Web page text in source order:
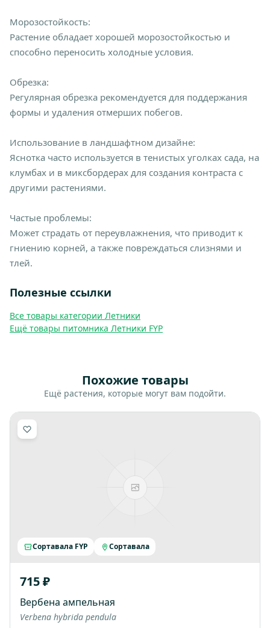
Морозостойкость:
Растение обладает хорошей морозостойкостью и
способно переносить холодные условия.
Обрезка:
Регулярная обрезка рекомендуется для поддержания
формы и удаления отмерших побегов.
Использование в ландшафтном дизайне:
Яснотка часто используется в тенистых уголках сада, на
клумбах и в миксбордерах для создания контраста с
другими растениями.
Частые проблемы:
Может страдать от переувлажнения, что приводит к
гниению корней, а также повреждаться слизнями и
тлей.
Полезные ссылки
Все товары категории Летники
Ещё товары питомника Летники FYP
Похожие товары
Ещё растения, которые могут вам подойти.
Сортавала FYP Сортавала
715 ₽
Вербена ампельная
Verbena hybrida pendula